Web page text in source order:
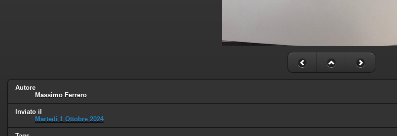
Autore
Massimo Ferrero
Inviato il
Martedì 1 Ottobre 2024